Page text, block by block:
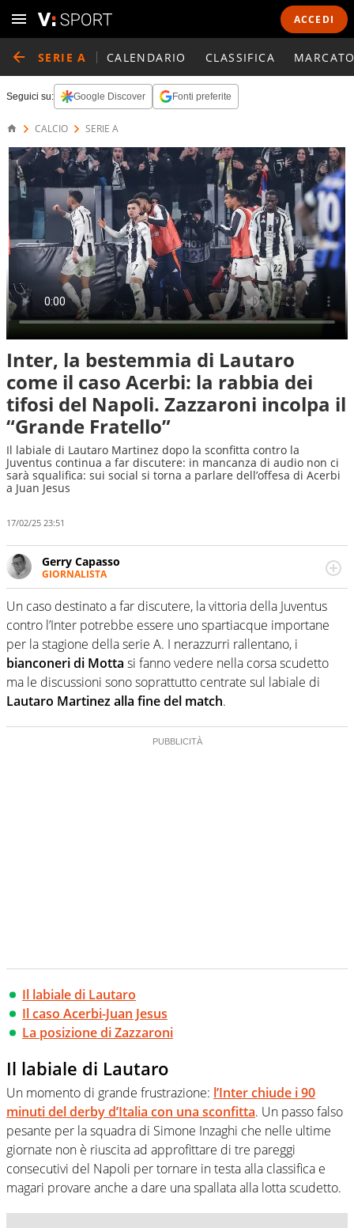
ACCEDI
SERIE A CALENDARIO CLASSIFICA
Seguici su: Google Discover Fonti preferite
CALCIO SERIE A
Inter, la bestemmia di Lautaro
come il caso Acerbi: la rabbia dei
tifosi del Napoli. Zazzaroni incolpa il
“Grande Fratello”
Il labiale di Lautaro Martinez dopo la sconfitta contro la
Juventus continua a far discutere: in mancanza di audio non ci
sarà squalifica: sui social si torna a parlare dell’offesa di Acerbi
a Juan Jesus
17/02/25 23:51
Gerry Capasso
GIORNALISTA
Per lui gli sport americani non hanno segreti: basket,
football, baseball e la capacità innata di trovare la notizia
dove altri non vedono granché
Un caso destinato a far discutere, la vittoria della Juventus
contro l’Inter potrebbe essere uno spartiacque importane
per la stagione della serie A. I nerazzurri rallentano, i
bianconeri di Motta si fanno vedere nella corsa scudetto
ma le discussioni sono soprattutto centrate sul labiale di
Lautaro Martinez alla fine del match.
Il labiale di Lautaro
Il caso Acerbi-Juan Jesus
La posizione di Zazzaroni
Il labiale di Lautaro
Un momento di grande frustrazione: l’Inter chiude i 90
minuti del derby d’Italia con una sconfitta. Un passo falso
pesante per la squadra di Simone Inzaghi che nelle ultime
giornate non è riuscita ad approfittare di tre pareggi
consecutivi del Napoli per tornare in testa alla classifica e
magari provare anche a dare una spallata alla lotta scudetto.